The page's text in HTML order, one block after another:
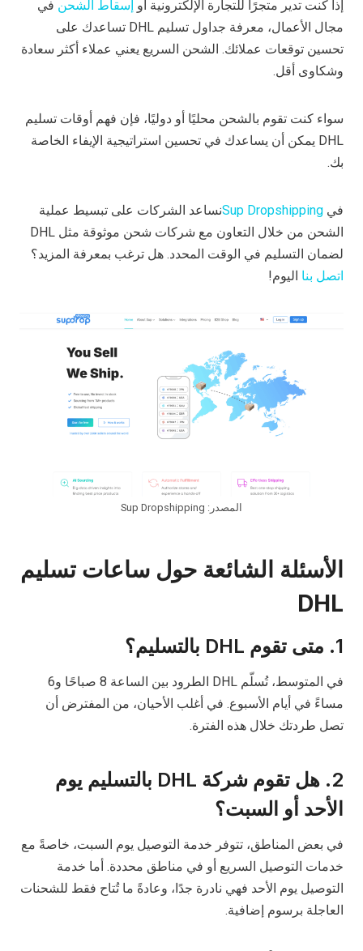
إذا كنت تدير متجرًا للتجارة الإلكترونية أو إسقاط الشحن في
مجال الأعمال، معرفة جداول تسليم DHL تساعدك على
تحسين توقعات عملائك. الشحن السريع يعني عملاء أكثر سعادة
وشكاوى أقل.
سواء كنت تقوم بالشحن محليًا أو دوليًا، فإن فهم أوقات تسليم
DHL يمكن أن يساعدك في تحسين استراتيجية الإيفاء الخاصة
بك.
في Sup Dropshippingنساعد الشركات على تبسيط عملية
الشحن من خلال التعاون مع شركات شحن موثوقة مثل DHL
لضمان التسليم في الوقت المحدد. هل ترغب بمعرفة المزيد؟
اتصل بنا اليوم!
المصدر: Sup Dropshipping
الأسئلة الشائعة حول ساعات تسليم
DHL
1. متى تقوم DHL بالتسليم؟
في المتوسط، تُسلّم DHL الطرود بين الساعة 8 صباحًا و6
مساءً في أيام الأسبوع. في أغلب الأحيان، من المفترض أن
تصل طردتك خلال هذه الفترة.
2. هل تقوم شركة DHL بالتسليم يوم
الأحد أو السبت؟
في بعض المناطق، تتوفر خدمة التوصيل يوم السبت، خاصةً مع
خدمات التوصيل السريع أو في مناطق محددة. أما خدمة
التوصيل يوم الأحد فهي نادرة جدًا، وعادةً ما تُتاح فقط للشحنات
العاجلة برسوم إضافية.